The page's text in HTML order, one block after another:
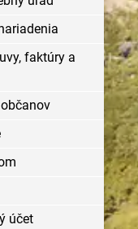
faktúry a
účet